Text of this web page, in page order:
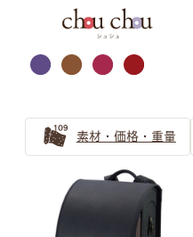
素材・価格・重量